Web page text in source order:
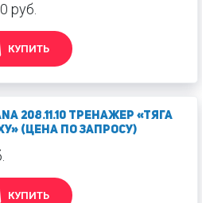
руб.
КУПИТЬ
208.11.10 Тренажер «Тяга
(ЦЕНА ПО ЗАПРОСУ)
КУПИТЬ